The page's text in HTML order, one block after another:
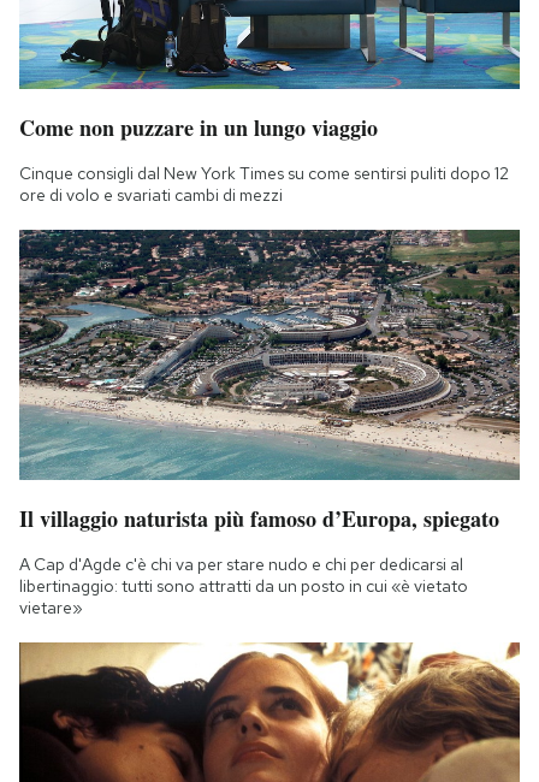
Come non puzzare in un lungo viaggio
Cinque consigli dal New York Times su come sentirsi puliti dopo 12
ore di volo e svariati cambi di mezzi
Il villaggio naturista più famoso d’Europa, spiegato
A Cap d'Agde c'è chi va per stare nudo e chi per dedicarsi al
libertinaggio: tutti sono attratti da un posto in cui «è vietato
vietare»